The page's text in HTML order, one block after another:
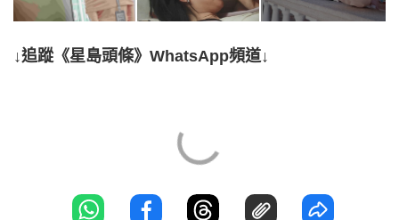
↓追蹤《星島頭條》WhatsApp頻道↓